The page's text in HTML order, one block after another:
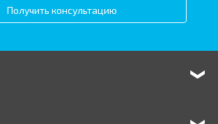
Получить консультацию